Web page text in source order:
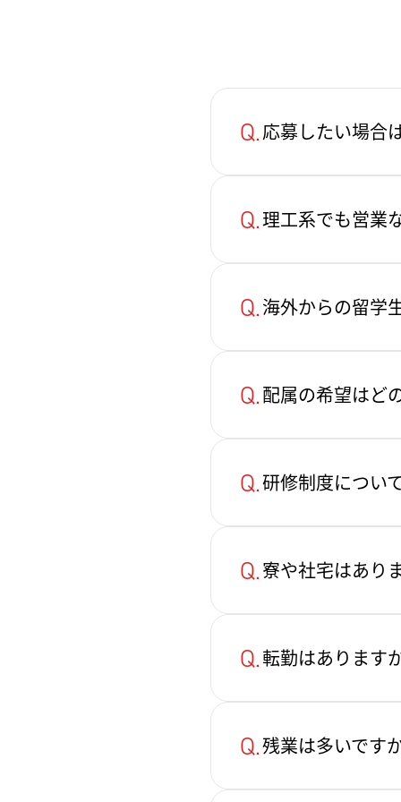
Q.応募したい場合
Q.理工系でも営業
Q.海外からの留学
Q.配属の希望はど
Q.研修制度につい
Q.寮や社宅はあり
Q.転勤はあります
Q.残業は多いです